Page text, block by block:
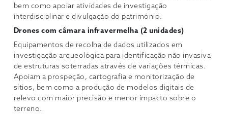
bem como apoiar atividades de investigação
interdisciplinar e divulgação do património.
Drones com câmara infravermelha (2 unidades)
Equipamentos de recolha de dados utilizados em
investigação arqueológica para identificação não invasiva
de estruturas soterradas através de variações térmicas.
Apoiam a prospeção, cartografia e monitorização de
sítios, bem como a produção de modelos digitais de
relevo com maior precisão e menor impacto sobre o
terreno.